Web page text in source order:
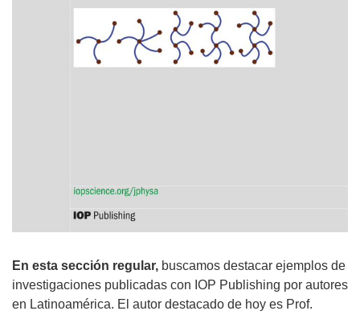
En esta sección regular, buscamos destacar ejemplos de
investigaciones publicadas con IOP Publishing por autores
en Latinoamérica. El autor destacado de hoy es Prof.